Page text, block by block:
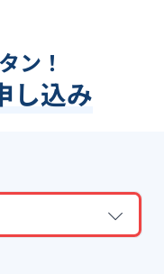
ン！
し込み